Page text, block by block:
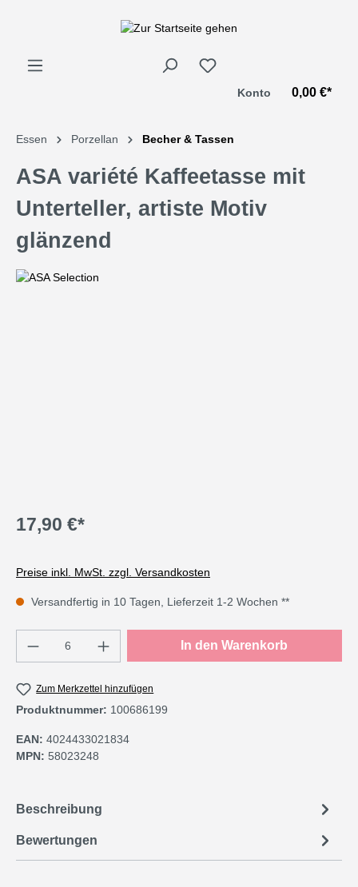
Konto 0,00 €*
Essen Porzellan Becher & Tassen
ASA variété Kaffeetasse mit
Unterteller, artiste Motiv
glänzend
17,90 €*
Preise inkl. MwSt. zzgl. Versandkosten
Versandfertig in 10 Tagen, Lieferzeit 1-2 Wochen **
Produkt Anzahl: Gib den gewünschten
In den Warenkorb
Zum Merkzettel hinzufügen
Produktnummer: 100686199
EAN: 4024433021834
MPN: 58023248
Beschreibung
Bewertungen